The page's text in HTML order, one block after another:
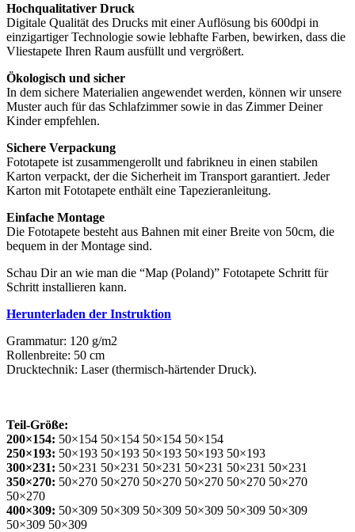
Hochqualitativer Druck
Digitale Qualität des Drucks mit einer Auflösung bis 600dpi in
einzigartiger Technologie sowie lebhafte Farben, bewirken, dass die
Vliestapete Ihren Raum ausfüllt und vergrößert.
Ökologisch und sicher
In dem sichere Materialien angewendet werden, können wir unsere
Muster auch für das Schlafzimmer sowie in das Zimmer Deiner
Kinder empfehlen.
Sichere Verpackung
Fototapete ist zusammengerollt und fabrikneu in einen stabilen
Karton verpackt, der die Sicherheit im Transport garantiert. Jeder
Karton mit Fototapete enthält eine Tapezieranleitung.
Einfache Montage
Die Fototapete besteht aus Bahnen mit einer Breite von 50cm, die
bequem in der Montage sind.
Schau Dir an wie man die “Map (Poland)” Fototapete Schritt für
Schritt installieren kann.
Herunterladen der Instruktion
Grammatur: 120 g/m2
Rollenbreite: 50 cm
Drucktechnik: Laser (thermisch-härtender Druck).
Teil-Größe:
200×154: 50×154 50×154 50×154 50×154
250×193: 50×193 50×193 50×193 50×193 50×193
300×231: 50×231 50×231 50×231 50×231 50×231 50×231
350×270: 50×270 50×270 50×270 50×270 50×270 50×270
50×270
400×309: 50×309 50×309 50×309 50×309 50×309 50×309
50×309 50×309